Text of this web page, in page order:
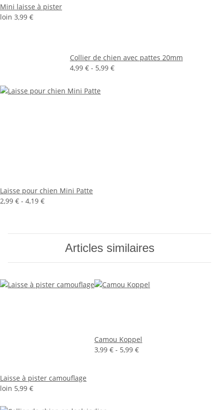
Mini laisse à pister
loin 3,99 €
Collier de chien avec pattes 20mm
4,99 € - 5,99 €
Laisse pour chien Mini Patte
2,99 € - 4,19 €
Articles similaires
Laisse à pister camouflage
loin 5,99 €
Camou Koppel
3,99 € - 5,99 €